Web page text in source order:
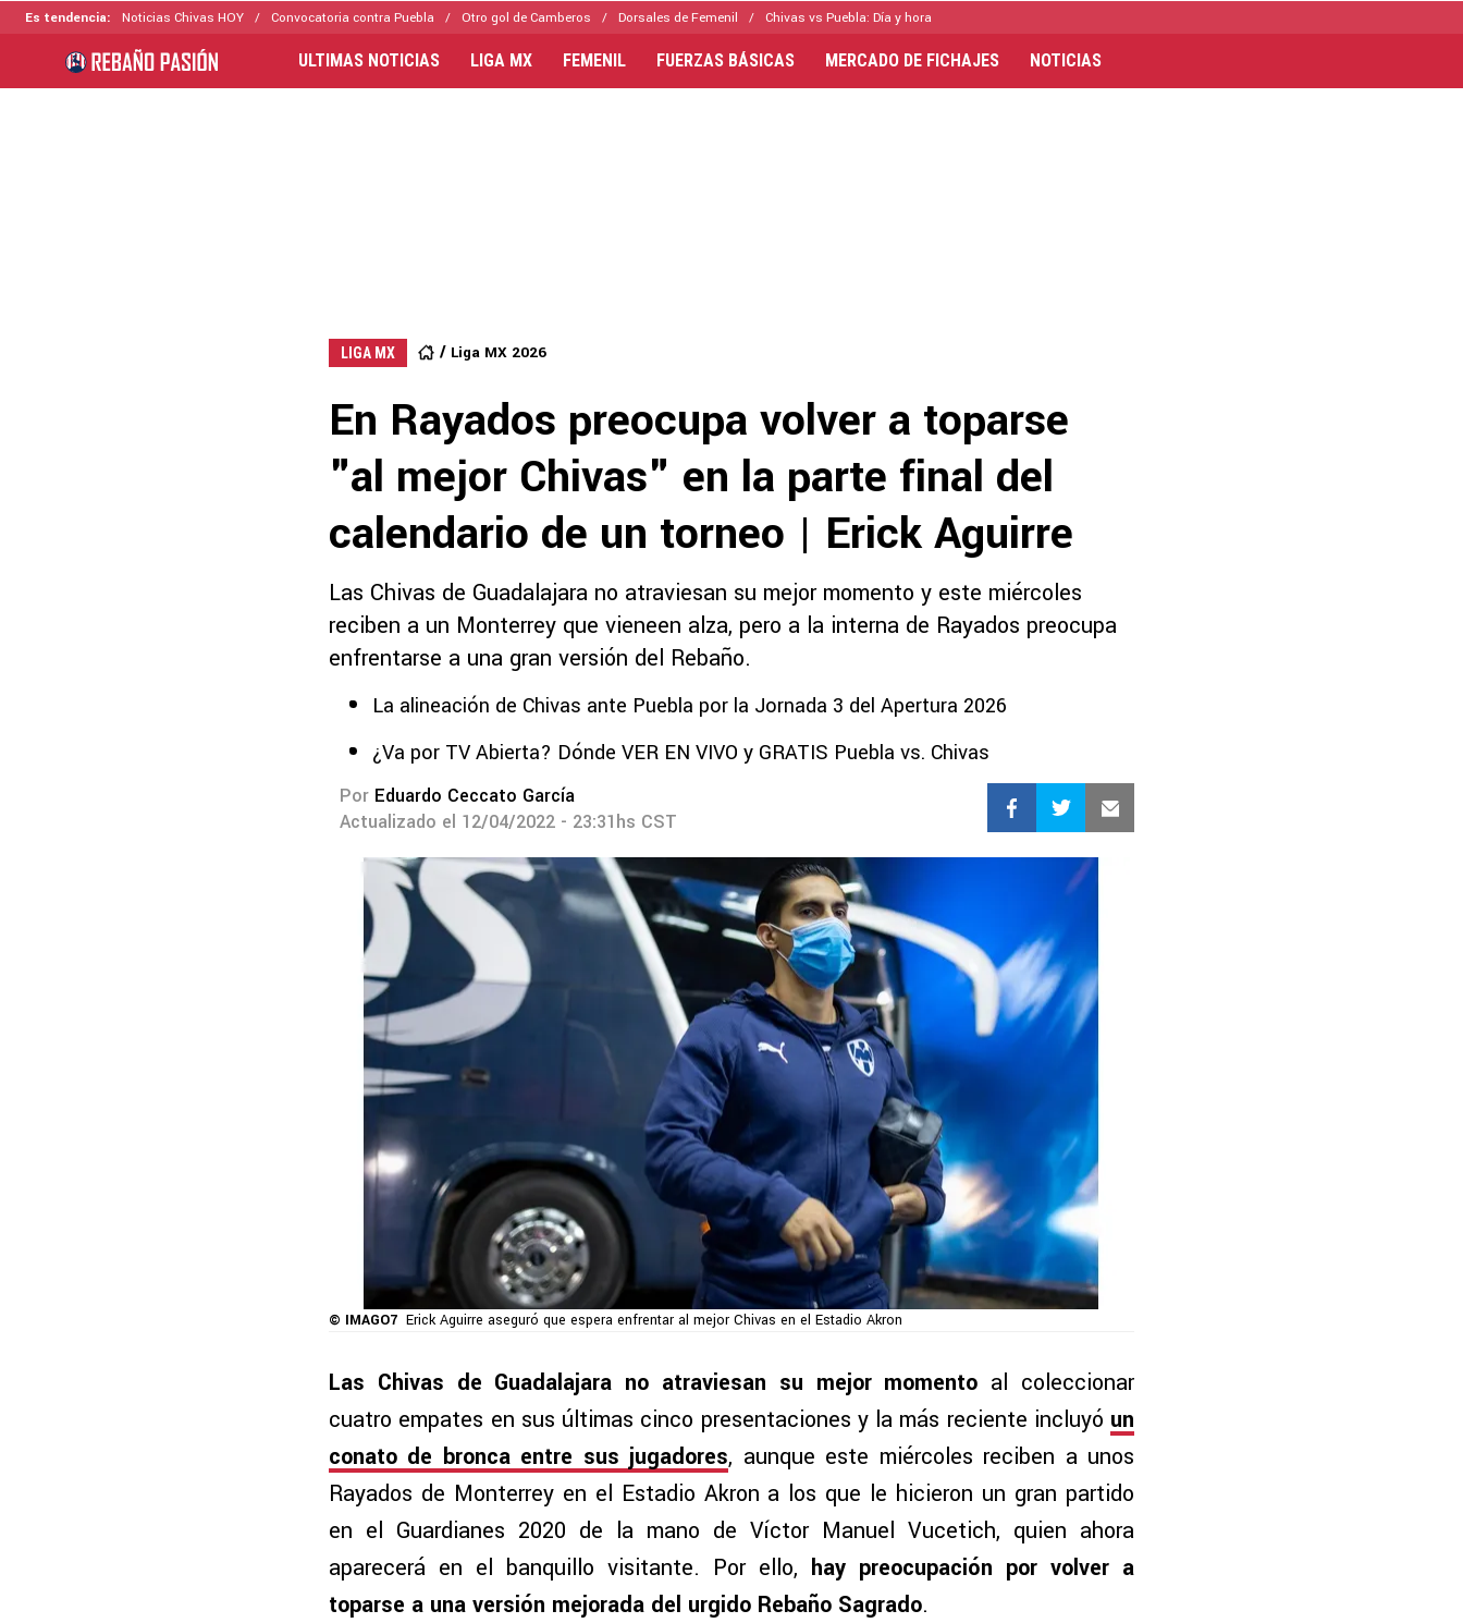
Es tendencia: Noticias Chivas HOY Convocatoria contra Puebla Otro gol de Camberos Dorsales de Femenil Chivas vs Puebla: Día y hora
ULTIMAS NOTICIAS LIGA MX FEMENIL FUERZAS BÁSICAS MERCADO DE FICHAJES NOTICIAS
LIGA MX Liga MX 2026
En Rayados preocupa volver a toparse
"al mejor Chivas" en la parte final del
calendario de un torneo | Erick Aguirre
Las Chivas de Guadalajara no atraviesan su mejor momento y este miércoles
reciben a un Monterrey que vieneen alza, pero a la interna de Rayados preocupa
enfrentarse a una gran versión del Rebaño.
La alineación de Chivas ante Puebla por la Jornada 3 del Apertura 2026
¿Va por TV Abierta? Dónde VER EN VIVO y GRATIS Puebla vs. Chivas
Por Eduardo Ceccato García
Actualizado el 12/04/2022 - 23:31hs CST
© IMAGO7 Erick Aguirre aseguró que espera enfrentar al mejor Chivas en el Estadio Akron
Las Chivas de Guadalajara no atraviesan su mejor momento al coleccionar
cuatro empates en sus últimas cinco presentaciones y la más reciente incluyó un
conato de bronca entre sus jugadores, aunque este miércoles reciben a unos
Rayados de Monterrey en el Estadio Akron a los que le hicieron un gran partido
en el Guardianes 2020 de la mano de Víctor Manuel Vucetich, quien ahora
aparecerá en el banquillo visitante. Por ello, hay preocupación por volver a
toparse a una versión mejorada del urgido Rebaño Sagrado.